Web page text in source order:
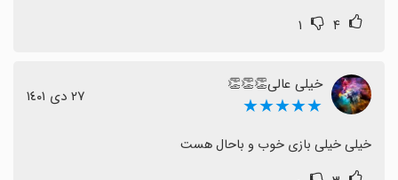
۴ ۱
خیلی عالی👏👏👏
★★★★★ ٢٧ دی ١٤٠١
خیلی خیلی بازی خوب و باحال هست